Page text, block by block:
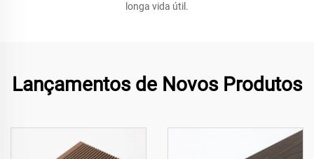
longa vida útil.
Lançamentos de Novos Produtos